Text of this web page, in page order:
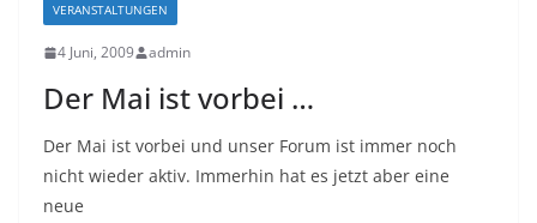
VERANSTALTUNGEN
4 Juni, 2009 admin
Der Mai ist vorbei …
Der Mai ist vorbei und unser Forum ist immer noch
nicht wieder aktiv. Immerhin hat es jetzt aber eine
neue